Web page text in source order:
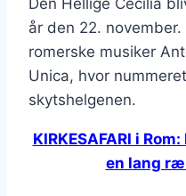
år den 22.
romerske musiker
Unica, hvor
skytshelgenen.
KIRKESAFARI i
en lang